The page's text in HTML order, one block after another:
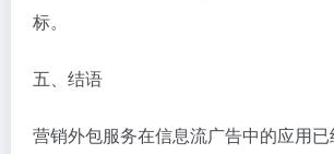
标。
五、结语
营销外包服务在信息流广告中的应用